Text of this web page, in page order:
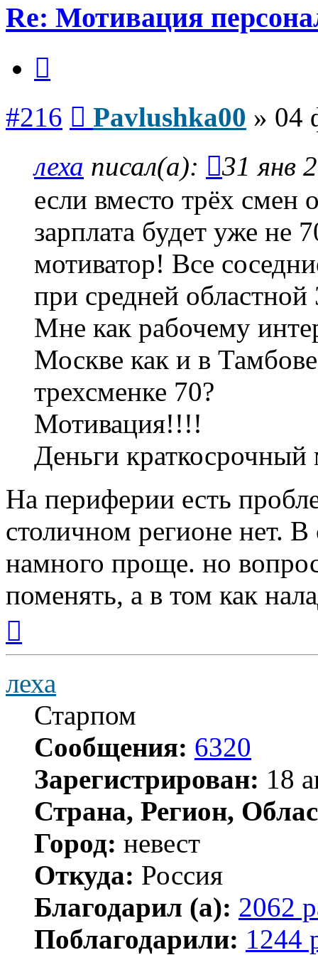
Re: Мотивация
#216 Pavlushka00 » 04
леха писал(а):
31 янв
если вместо трёх смен
зарплата будет уже
мотиватор! Все
при средней областной
Мне как рабочему
Москве как и в
трехсменке 70?
Мотивация!!!!
Деньги краткосрочный
На периферии есть
столичном регионе нет.
намного проще. но
поменять, а в том как
началу
леха
Старпом
Сообщения: 6320
Зарегистрирован: 18
Страна, Регион,
Город: невест
Откуда: Россия
Благодарил (а): 2062
Поблагодарили: 1244